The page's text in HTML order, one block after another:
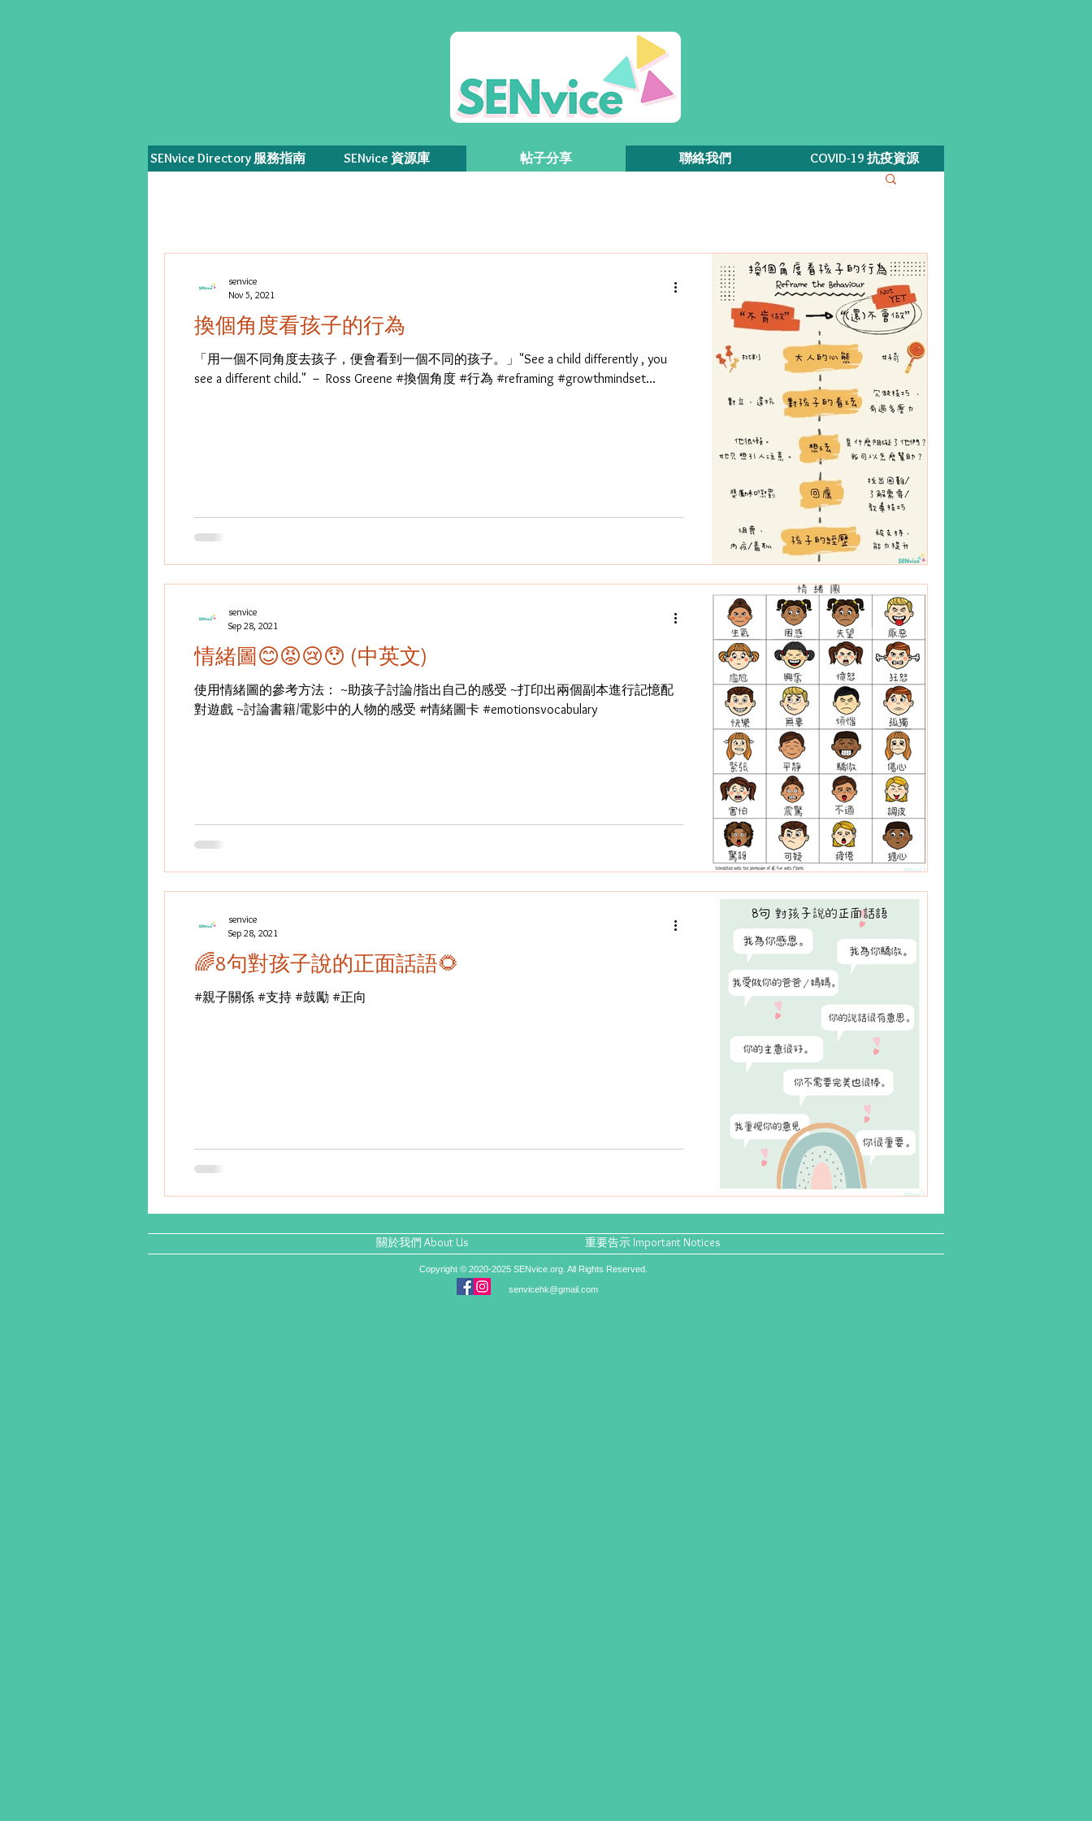
SENvice Directory 服務指南 SENvice 資源庫 帖子分享 聯絡我們 COVID-19 抗疫資源
換個角度看孩子的行為
「用一個不同角度去孩子，便會看到一個不同的孩子。」"See a child differently , you
see a different child." － Ross Greene #換個角度 #行為 #reframing #growthmindset...
senvice
Nov 5, 2021
情緒圖😊😡😢😯 (中英文)
使用情緒圖的參考方法： ~助孩子討論/指出自己的感受 ~打印出兩個副本進行記憶配
對遊戲 ~討論書籍/電影中的人物的感受 #情緒圖卡 #emotionsvocabulary
senvice
Sep 28, 2021
🌈8句對孩子說的正面話語🌻
#親子關係 #支持 #鼓勵 #正向
senvice
Sep 28, 2021
關於我們 About Us 重要告示 Important Notices
Copyright © 2020-2025 SENvice.org. All Rights Reserved.
senvicehk@gmail.com